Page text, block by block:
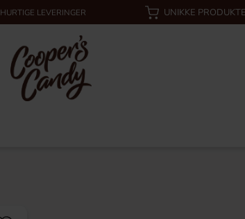
HURTIGE LEVERINGER UNIKKE